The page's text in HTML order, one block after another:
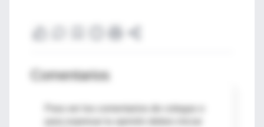
Comentarios
Para ver los comentarios de colegas o